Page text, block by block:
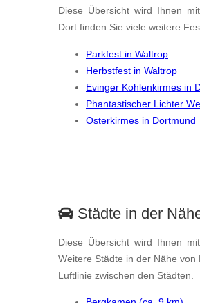
Diese Übersicht wird Ihnen
Dort finden Sie viele weitere
Parkfest in Waltrop
Herbstfest in Waltrop
Evinger Kohlenkirmes in
Phantastischer Lichter
Osterkirmes in Dortmund
Städte in der
Diese Übersicht wird Ihnen
Weitere Städte in der Nähe von
Luftlinie zwischen den Städten.